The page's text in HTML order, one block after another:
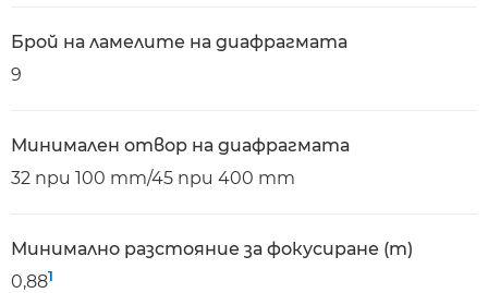
Брой на ламелите на диафрагмата
9
Минимален отвор на диафрагмата
32 при 100 mm/45 при 400 mm
Минимално разстояние за фокусиране (m)
0,881